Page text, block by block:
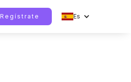
Regístrate Es